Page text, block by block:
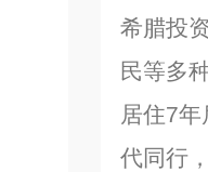
希腊投
民等多
居住7
代同行